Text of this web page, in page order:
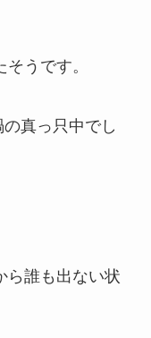
うです。
真っ只中でし
ら誰も出ない状